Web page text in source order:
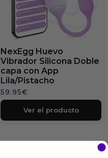
NexEgg Huevo
Vibrador Silicona Doble
capa con App
Lila/Pistacho
59.95€
Ver el producto